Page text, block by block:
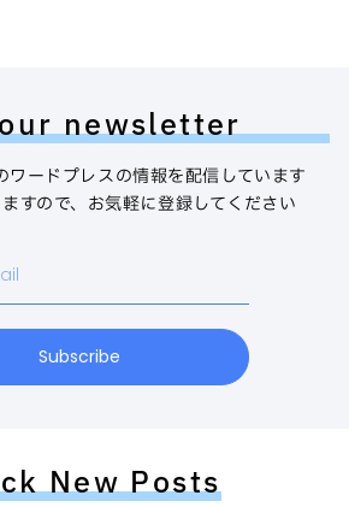
newsletter
ワードプレスの情報を配信しています
すので、お気軽に登録してください
Subscribe
New Posts